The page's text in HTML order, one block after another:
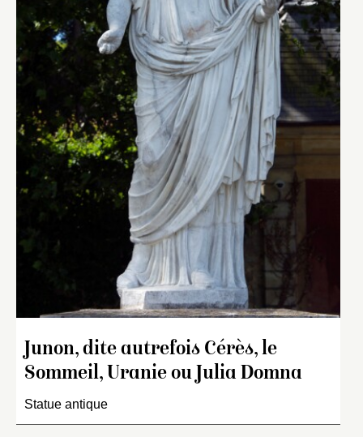
Junon, dite autrefois Cérès, le
Sommeil, Uranie ou Julia Domna
Statue antique